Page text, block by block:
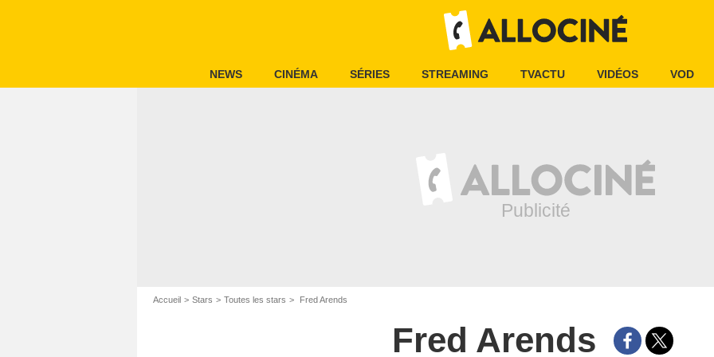
NEWS CINÉMA SÉRIES STREAMING TVACTU VIDÉOS VOD
Accueil Stars Toutes les stars Fred Arends
Fred Arends